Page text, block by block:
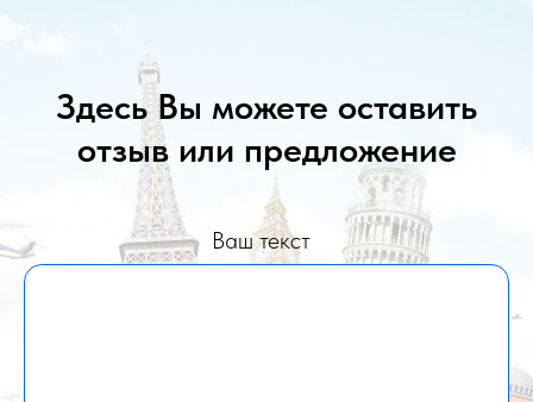
Здесь Вы можете оставить
отзыв или предложение
Ваш текст